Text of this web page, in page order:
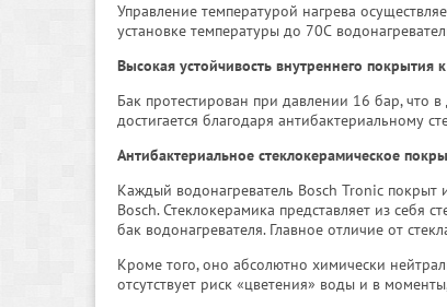
Управление температурой нагрева
установке температуры до 70С
Высокая устойчивость внутреннего покрытия
Бак протестирован при давлении 16 бар, что
достигается благодаря антибактериальному
Антибактериальное cтеклокерамическое
Каждый водонагреватель Bosch Tronic
Bosch. Стеклокерамика представляет из
бак водонагревателя. Главное отличие от
Кроме того, оно абсолютно химически
отсутствует риск «цветения» воды и в